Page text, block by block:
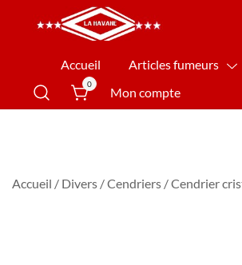
La Havane Nîmes
Accueil Articles fumeurs
0
Mon compte
Accueil / Divers /Cendriers / Cendrier